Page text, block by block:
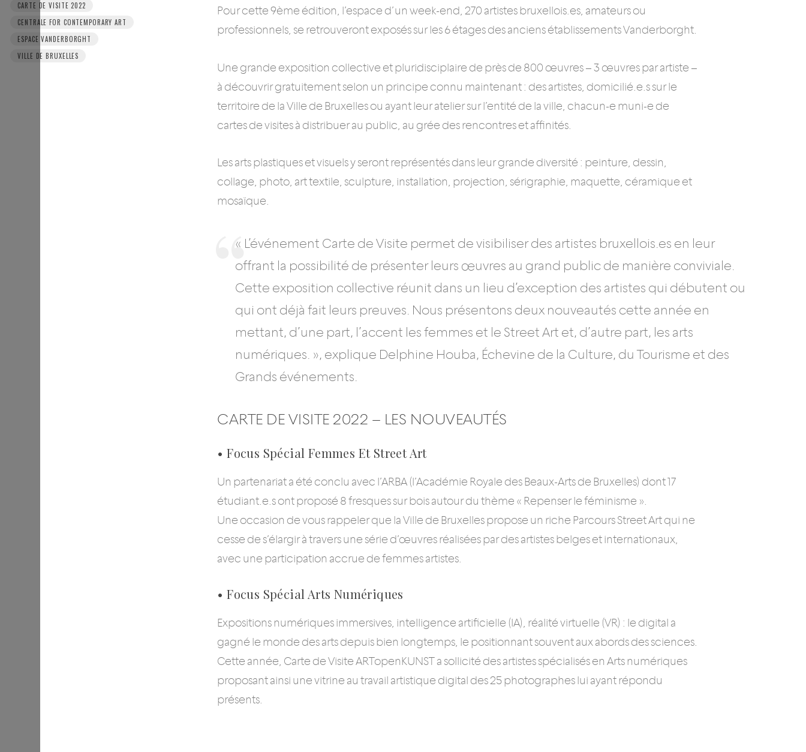
CARTE DE VISITE 2022
CENTRALE FOR CONTEMPORARY ART
ESPACE VANDERBORGHT
VILLE DE BRUXELLES
Pour cette 9ème édition, l’espace d’un week-end, 270 artistes bruxellois.es, amateurs ou
professionnels, se retrouveront exposés sur les 6 étages des anciens établissements Vanderborght.
Une grande exposition collective et pluridisciplaire de près de 800 œuvres – 3 œuvres par artiste –
à découvrir gratuitement selon un principe connu maintenant : des artistes, domicilié.e.s sur le
territoire de la Ville de Bruxelles ou ayant leur atelier sur l’entité de la ville, chacun-e muni-e de
cartes de visites à distribuer au public, au grée des rencontres et affinités.
Les arts plastiques et visuels y seront représentés dans leur grande diversité : peinture, dessin,
collage, photo, art textile, sculpture, installation, projection, sérigraphie, maquette, céramique et
mosaïque.
« L’événement Carte de Visite permet de visibiliser des artistes bruxellois.es en leur
offrant la possibilité de présenter leurs œuvres au grand public de manière conviviale.
Cette exposition collective réunit dans un lieu d’exception des artistes qui débutent ou
qui ont déjà fait leurs preuves. Nous présentons deux nouveautés cette année en
mettant, d’une part, l’accent les femmes et le Street Art et, d’autre part, les arts
numériques. », explique Delphine Houba, Échevine de la Culture, du Tourisme et des
Grands événements.
CARTE DE VISITE 2022 – LES NOUVEAUTÉS
• Focus Spécial Femmes Et Street Art
Un partenariat a été conclu avec l’ARBA (l’Académie Royale des Beaux-Arts de Bruxelles) dont 17
étudiant.e.s ont proposé 8 fresques sur bois autour du thème « Repenser le féminisme ».
Une occasion de vous rappeler que la Ville de Bruxelles propose un riche Parcours Street Art qui ne
cesse de s’élargir à travers une série d’œuvres réalisées par des artistes belges et internationaux,
avec une participation accrue de femmes artistes.
• Focus Spécial Arts Numériques
Expositions numériques immersives, intelligence artificielle (IA), réalité virtuelle (VR) : le digital a
gagné le monde des arts depuis bien longtemps, le positionnant souvent aux abords des sciences.
Cette année, Carte de Visite ARTopenKUNST a sollicité des artistes spécialisés en Arts numériques
proposant ainsi une vitrine au travail artistique digital des 25 photographes lui ayant répondu
présents.